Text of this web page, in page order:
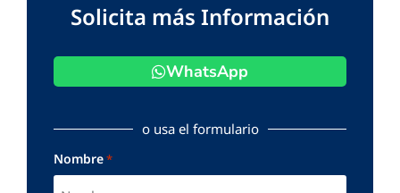
Solicita más Información
WhatsApp
o usa el formulario
Nombre*